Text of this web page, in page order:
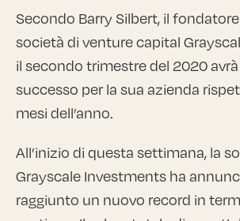
Secondo Barry Silbert, il fondatore
società di venture capital
il secondo trimestre del 2020
successo per la sua azienda
mesi dell’anno.
All’inizio di questa settimana, la
Grayscale Investments ha
raggiunto un nuovo record in